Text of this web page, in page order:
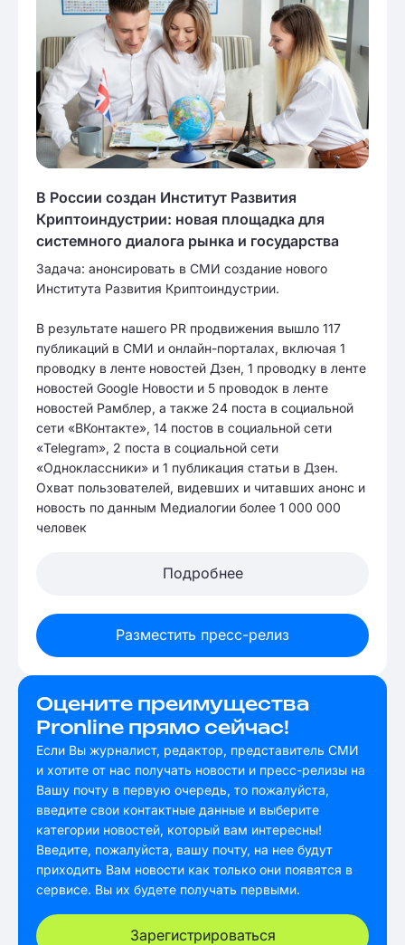
В России создан Институт Развития
Криптоиндустрии: новая площадка для
системного диалога рынка и государства
Задача: анонсировать в СМИ создание нового
Института Развития Криптоиндустрии.
В результате нашего PR продвижения вышло 117
публикаций в СМИ и онлайн-порталах, включая 1
проводку в ленте новостей Дзен, 1 проводку в ленте
новостей Google Новости и 5 проводок в ленте
новостей Рамблер, а также 24 поста в социальной
сети «ВКонтакте», 14 постов в социальной сети
«Telegram», 2 поста в социальной сети
«Одноклассники» и 1 публикация статьи в Дзен.
Охват пользователей, видевших и читавших анонс и
новость по данным Медиалогии более 1 000 000
человек
Подробнее
Разместить пресс-релиз
Оцените преимущества
Pronline прямо сейчас!
Если Вы журналист, редактор, представитель СМИ
и хотите от нас получать новости и пресс-релизы на
Вашу почту в первую очередь, то пожалуйста,
введите свои контактные данные и выберите
категории новостей, который вам интересны!
Введите, пожалуйста, вашу почту, на нее будут
приходить Вам новости как только они появятся в
сервисе. Вы их будете получать первыми.
Зарегистрироваться